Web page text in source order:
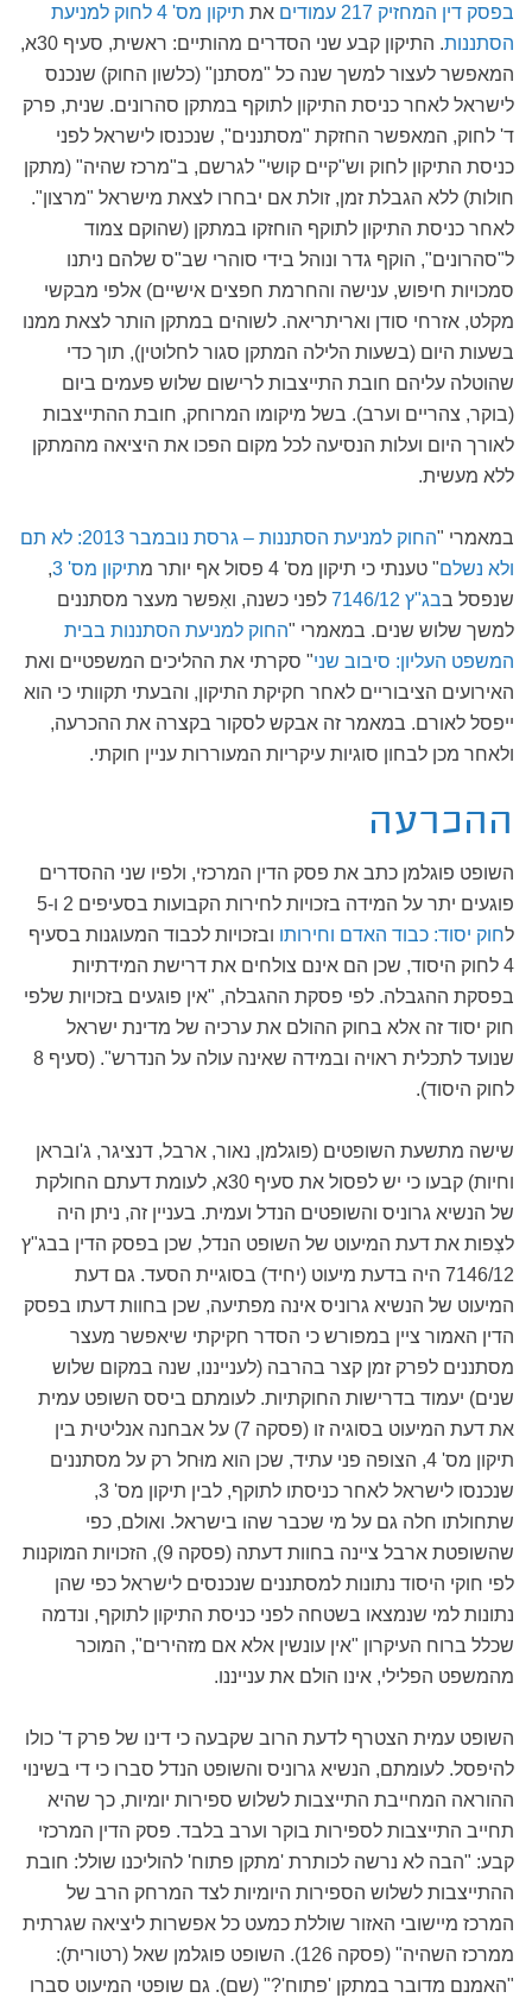
בפסק דין המחזיק 217 עמודים
את
תיקון מס' 4 לחוק למניעת
הסתננות
. התיקון קבע שני הסדרים מהותיים: ראשית, סעיף 30א,
המאפשר לעצור למשך שנה כל "מסתנן" (כלשון החוק) שנכנס
לישראל לאחר כניסת התיקון לתוקף במתקן סהרונים. שנית, פרק
ד' לחוק, המאפשר החזקת "מסתננים", שנכנסו לישראל לפני
כניסת התיקון לחוק וש"קיים קושי" לגרשם, ב"מרכז שהיה" (מתקן
חולות) ללא הגבלת זמן, זולת אם יבחרו לצאת מישראל "מרצון".
לאחר כניסת התיקון לתוקף הוחזקו במתקן (שהוקם צמוד
ל"סהרונים", הוקף גדר ונוהל בידי סוהרי שב"ס שלהם ניתנו
סמכויות חיפוש, ענישה והחרמת חפצים אישיים) אלפי מבקשי
מקלט, אזרחי סודן ואריתריאה. לשוהים במתקן הותר לצאת ממנו
בשעות היום (בשעות הלילה המתקן סגור לחלוטין), תוך כדי
שהוטלה עליהם חובת התייצבות לרישום שלוש פעמים ביום
(בוקר, צהריים וערב). בשל מיקומו המרוחק, חובת ההתייצבות
לאורך היום ועלות הנסיעה לכל מקום הפכו את היציאה מהמתקן
ללא מעשית.
במאמרי "
החוק למניעת הסתננות – גרסת נובמבר 2013: לא תם
ולא נשלם" טענתי כי תיקון מס' 4 פסול אף יותר מ תיקון מס' 3
,
שנפסל בבג"ץ 7146/12
לפני כשנה, ואִפשר מעצר מסתננים
למשך שלוש שנים. במאמרי "החוק למניעת הסתננות בבית
המשפט העליון: סיבוב שני" סקרתי את ההליכים המשפטיים ואת
האירועים הציבוריים לאחר חקיקת התיקון, והבעתי תקוותי כי הוא
ייפסל לאורם. במאמר זה אבקש לסקור בקצרה את ההכרעה,
ולאחר מכן לבחון סוגיות עיקריות המעוררות עניין חוקתי.
ההכרעה
השופט פוגלמן כתב את פסק הדין המרכזי, ולפיו שני ההסדרים
פוגעים יתר על המידה בזכויות לחירות הקבועות בסעיפים 2 ו-5
לחוק יסוד: כבוד האדם וחירותו ובזכויות לכבוד המעוגנות בסעיף
4 לחוק היסוד, שכן הם אינם צולחים את דרישת המידתיות
בפסקת ההגבלה. לפי פסקת ההגבלה, "אין פוגעים בזכויות שלפי
חוק יסוד זה אלא בחוק ההולם את ערכיה של מדינת ישראל
שנועד לתכלית ראויה ובמידה שאינה עולה על הנדרש". (סעיף 8
לחוק היסוד).
שישה מתשעת השופטים (פוגלמן, נאור, ארבל, דנציגר, ג'ובראן
וחיות) קבעו כי יש לפסול את סעיף 30א, לעומת דעתם החולקת
של הנשיא גרוניס והשופטים הנדל ועמית. בעניין זה, ניתן היה
לצְפות את דעת המיעוט של השופט הנדל, שכן בפסק הדין בבג"ץ
7146/12 היה בדעת מיעוט (יחיד) בסוגיית הסעד. גם דעת
המיעוט של הנשיא גרוניס אינה מפתיעה, שכן בחוות דעתו בפסק
הדין האמור ציין במפורש כי הסדר חקיקתי שיאפשר מעצר
מסתננים לפרק זמן קצר בהרבה (לענייננו, שנה במקום שלוש
שנים) יעמוד בדרישות החוקתיות. לעומתם ביסס השופט עמית
את דעת המיעוט בסוגיה זו (פסקה 7) על אבחנה אנליטית בין
תיקון מס' 4, הצופה פני עתיד, שכן הוא מוּחל רק על מסתננים
שנכנסו לישראל לאחר כניסתו לתוקף, לבין תיקון מס' 3,
שתחולתו חלה גם על מי שכבר שהו בישראל. ואולם, כפי
שהשופטת ארבל ציינה בחוות דעתה (פסקה 9), הזכויות המוקנות
לפי חוקי היסוד נתונות למסתננים שנכנסים לישראל כפי שהן
נתונות למי שנמצאו בשטחה לפני כניסת התיקון לתוקף, ונדמה
שכלל ברוח העיקרון "אין עונשין אלא אם מזהירים", המוכר
מהמשפט הפלילי, אינו הולם את ענייננו.
השופט עמית הצטרף לדעת הרוב שקבעה כי דינו של פרק ד' כולו
להיפסל. לעומתם, הנשיא גרוניס והשופט הנדל סברו כי די בשינוי
ההוראה המחייבת התייצבות לשלוש ספירות יומיות, כך שהיא
תחייב התייצבות לספירות בוקר וערב בלבד. פסק הדין המרכזי
קבע: "הבה לא נרשה לכותרת 'מתקן פתוח' להוליכנו שולל: חובת
ההתייצבות לשלוש הספירות היומיות לצד המרחק הרב של
המרכז מיישובי האזור שוללת כמעט כל אפשרות ליציאה שגרתית
ממרכז השהיה" (פסקה 126). השופט פוגלמן שאל (רטורית):
"האמנם מדובר במתקן 'פתוח'?" (שם). גם שופטי המיעוט סברו